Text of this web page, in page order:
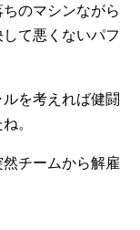
のマシンながら
て悪くないパフ
を考えれば健闘
。
チームから解雇